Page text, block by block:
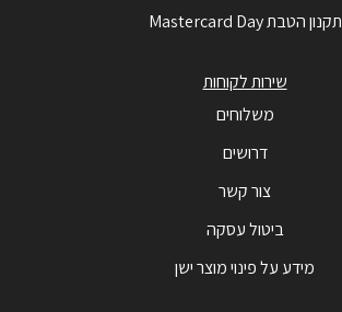
תקנון הטבת Mastercard Day
שירות לקוחות
משלוחים
דרושים
צור קשר
ביטול עסקה
מידע על פינוי מוצר ישן